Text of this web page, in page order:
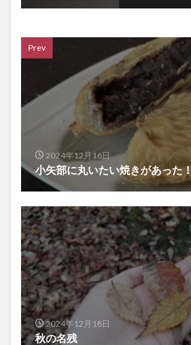
Prev
2024年12月16日
小矢部に丸いたい焼きがあった
2024年12月18日
秋の名残